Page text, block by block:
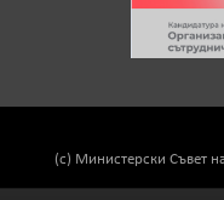
(c) Министерски Съвет